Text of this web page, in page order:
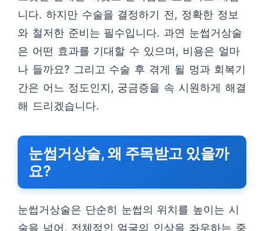
니다. 하지만 수술을 결정하기 전, 정확한 정보
와 철저한 준비는 필수입니다. 과연 눈썹거상술
은 어떤 효과를 기대할 수 있으며, 비용은 얼마
나 들까요? 그리고 수술 후 겪게 될 멍과 회복기
간은 어느 정도인지, 궁금증을 속 시원하게 해결
해 드리겠습니다.
눈썹거상술, 왜 주목받고 있을까
요?
눈썹거상술은 단순히 눈썹의 위치를 높이는 시
술을 넘어, 전체적인 얼굴의 인상을 좌우하는 중